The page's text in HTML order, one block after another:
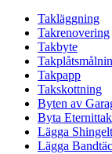
Takläggning
Takrenovering
Takbyte
Takpapp
Takskottning
Byten av
Byta Eternittak
Lägga
Lägga